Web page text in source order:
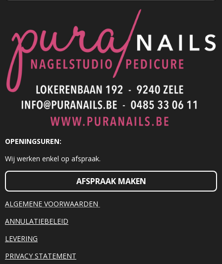
OPENINGSUREN:
Wij werken enkel op afspraak.
AFSPRAAK MAKEN
ALGEMENE VOORWAARDEN
ANNULATIEBELEID
LEVERING
PRIVACY STATEMENT